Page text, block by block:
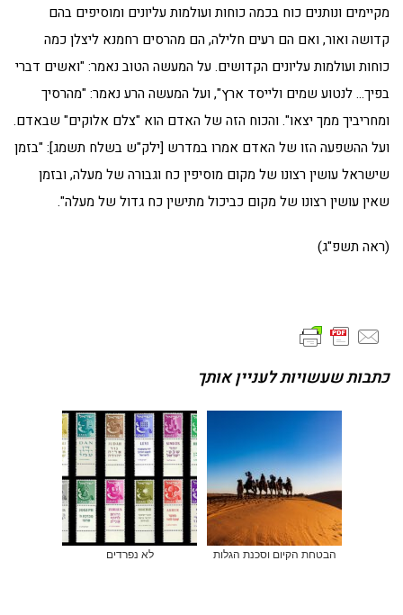
מקיימים ונותנים כוח בכמה כוחות ועולמות עליונים ומוסיפים בהם
קדושה ואור, ואם הם רעים חלילה, הם מהרסים רחמנא ליצלן כמה
כוחות ועולמות עליונים הקדושים. על המעשה הטוב נאמר: "ואשים דברי
בפיך… לנטוע שמים ולייסד ארץ", ועל המעשה הרע נאמר: "מהרסיך
ומחריביך ממך יצאו". והכוח הזה של האדם הוא "צלם אלוקים" שבאדם.
ועל ההשפעה הזו של האדם אמרו במדרש [ילק"ש בשלח תשמג]: "בזמן
שישראל עושין רצונו של מקום מוסיפין כח וגבורה של מעלה, ובזמן
שאין עושין רצונו של מקום כביכול מתישין כח גדול של מעלה".
(ראה תשפ"ג)
כתבות שעשויות לעניין אותך
הבטחת הקיום וסכנת הגלות לא נפרדים